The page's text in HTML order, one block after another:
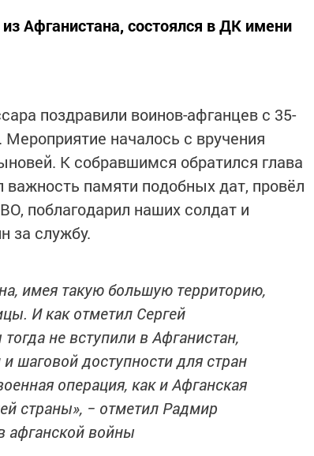
Афганистана, состоялся в ДК имени
поздравили воинов-афганцев с 35-
началось с вручения
К собравшимся обратился глава
памяти подобных дат, провёл
поблагодарил наших солдат и
за службу.
имея такую большую территорию,
И как отметил Сергей
не вступили в Афганистан,
шаговой доступности для стран
операция, как и Афганская
страны», − отметил Радмир
афганской войны